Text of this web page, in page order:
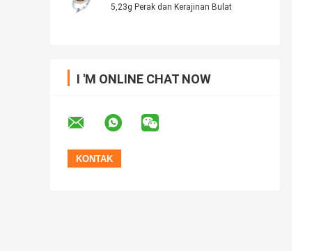
5,23g Perak dan Kerajinan Bulat
I 'M ONLINE CHAT NOW